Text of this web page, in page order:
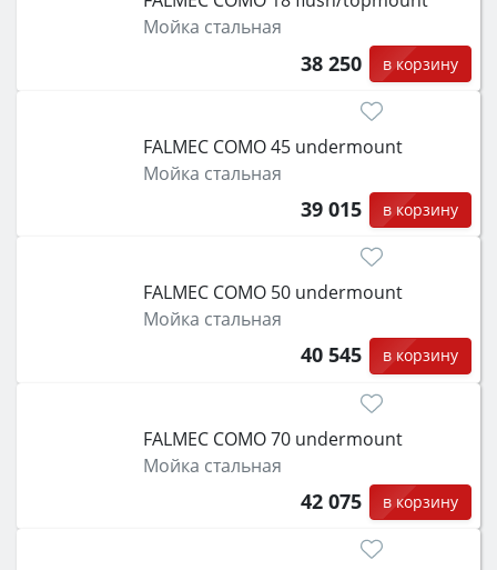
Мойка стальная
38 250 в корзину
FALMEC COMO 45 undermount
Мойка стальная
39 015 в корзину
FALMEC COMO 50 undermount
Мойка стальная
40 545 в корзину
FALMEC COMO 70 undermount
Мойка стальная
42 075 в корзину